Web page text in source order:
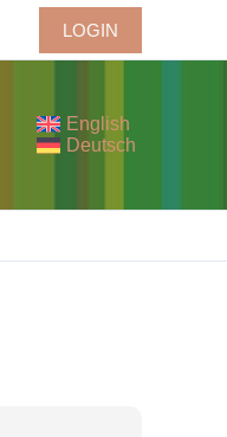
LOGIN
English
Deutsch